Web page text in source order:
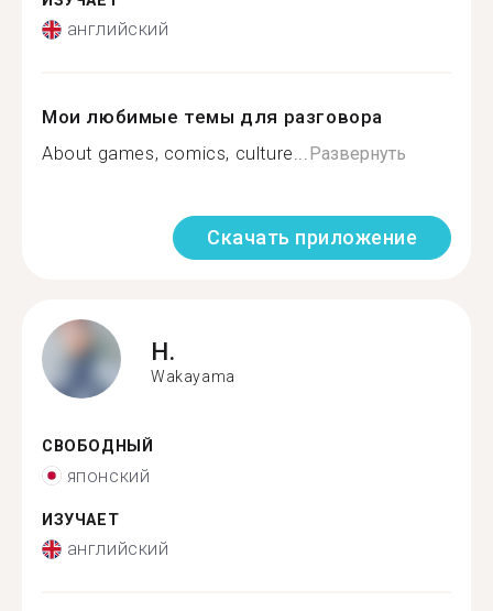
английский
Мои любимые темы для разговора
About games, comics, culture...Развернуть
Скачать приложение
H.
Wakayama
СВОБОДНЫЙ
японский
ИЗУЧАЕТ
английский